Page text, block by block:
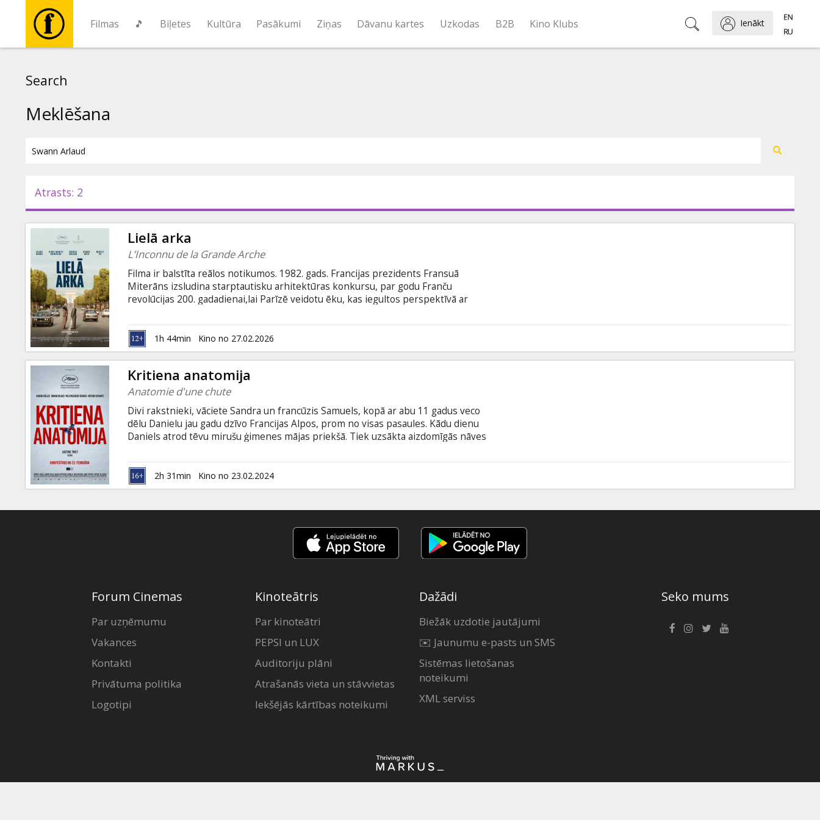
Filmas 🎵 Biļetes Kultūra Pasākumi Ziņas Dāvanu kartes Uzkodas B2B Kino Klubs Ienākt
Pasākumi
Ziņas
Dāvanu
kartes
Uzkodas
B2B
Kino
Klubs
Search
Meklēšana
Atrasts: 2
Lielā arka
L’Inconnu de la Grande Arche
Filma ir balstīta reālos notikumos. 1982. gads. Francijas prezidents Fransuā
Miterāns izsludina starptautisku arhitektūras konkursu, par godu Franču
revolūcijas 200. gadadienai,lai Parīzē veidotu ēku, kas iegultos perspektīvā ar
arhitekts Oto fon Šprekelsens. Viņa projekts ir stāsts par radošas drosmes un
kompromisa cenu. Filma franču, angļu un dāņu valodā ar subtitriem latviešu un
krievu valodā.
1h 44min Kino no 27.02.2026
Kritiena anatomija
Anatomie d'une chute
Divi rakstnieki, vāciete Sandra un francūzis Samuels, kopā ar abu 11 gadus veco
dēlu Danielu jau gadu dzīvo Francijas Alpos, prom no visas pasaules. Kādu dienu
Daniels atrod tēvu mirušu ģimenes mājas priekšā. Tiek uzsākta aizdomīgās nāves
apsūdz – vai ir noziegums būt veiksmīgākai par savu vīru? Šis jautājums ir daudz
svarīgāks par to, ko cenšas atrisināt tiesnesis.
2h 31min Kino no 23.02.2024
Forum Cinemas
Par uzņēmumu
Vakances
Kontakti
Privātuma politika
Logotipi
Kinoteātris
Par kinoteātri
PEPSI un LUX
Auditoriju plāni
Atrašanās vieta un stāvvietas
Iekšējās kārtības noteikumi
Dažādi
Biežāk uzdotie jautājumi
✉️ Jaunumu e-pasts un SMS
Sistēmas lietošanas
noteikumi
XML serviss
Seko mums